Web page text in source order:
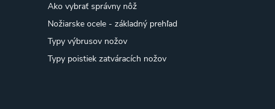
Ako vybrať správny nôž
Nožiarske ocele - základný prehľad
Typy výbrusov nožov
Typy poistiek zatváracích nožov